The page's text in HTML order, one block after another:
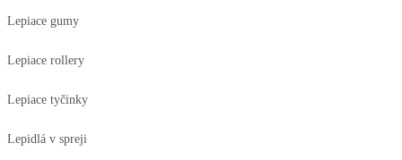
Lepiace gumy
Lepiace rollery
Lepiace tyčinky
Lepidlá v spreji